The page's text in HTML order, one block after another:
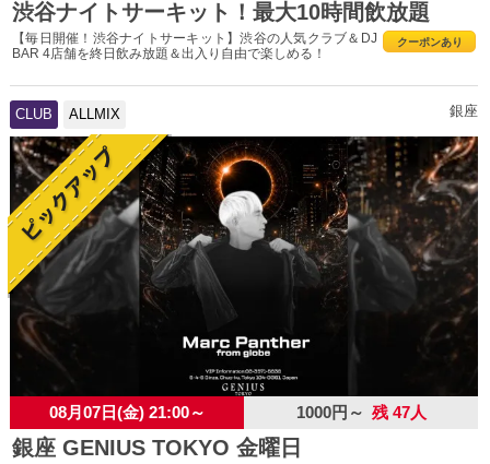
渋谷ナイトサーキット！最大10時間飲放題
クーポンあり
【毎日開催！渋谷ナイトサーキット】渋谷の人気クラブ＆DJ
BAR 4店舗を終日飲み放題＆出入り自由で楽しめる！
CLUB ALLMIX 銀座
08月07日(金) 21:00～ 1000円～ 残 47人
銀座 GENIUS TOKYO 金曜日